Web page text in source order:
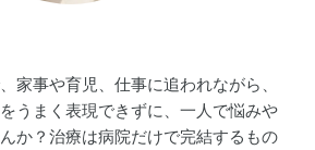
家事や育児、仕事に追われながら、
うまく表現できずに、一人で悩みや
か？治療は病院だけで完結するもの